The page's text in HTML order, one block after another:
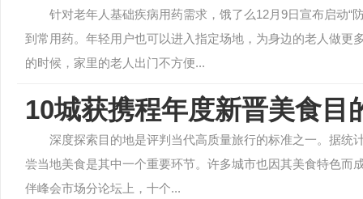
针对老年人基础疾病用药需求，饿了么12月9日宣布启动“
到常用药。年轻用户也可以进入指定场地，为身边的老人做更
的时候，家里的老人出门不方便...
10城获携程年度新晋美食目
深度探索目的地是评判当代高质量旅行的标准之一。据统
尝当地美食是其中一个重要环节。许多城市也因其美食特色而
伴峰会市场分论坛上，十个...